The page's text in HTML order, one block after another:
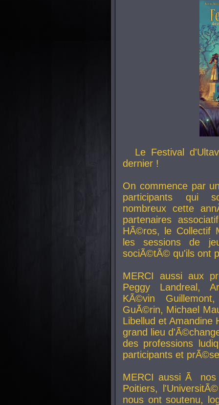
Le Festival
dernier !
On commence par
participants qui
nombreux cette
partenaires
HÃ©ros, le Collectif
les sessions de
sociÃ©tÃ© qu'ils ont
MERCI aussi aux
Peggy Landreal,
KÃ©vin
GuÃ©rin, Michael
Libellud et Amandine
grand lieu
des professions
participants et
MERCI aussi Ã nos
Poitiers,
nous ont soutenu,